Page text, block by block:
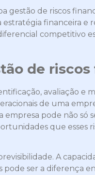
gestão de riscos
financeira e
competitivo
de
avaliação e
de uma
empresa pode não só
que esses
A
pode ser a diferença